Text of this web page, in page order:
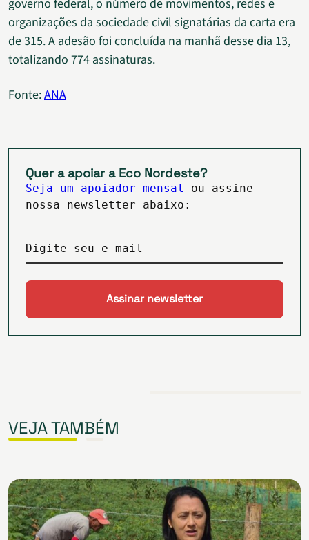
governo federal, o número de movimentos, redes e
organizações da sociedade civil signatárias da carta era
de 315. A adesão foi concluída na manhã desse dia 13,
totalizando 774 assinaturas.
Fonte:ANA
Quer a apoiar a Eco Nordeste?
Seja um apoiador mensal
ou assine
nossa newsletter abaixo:
Digite seu e-mail
VEJA TAMBÉM